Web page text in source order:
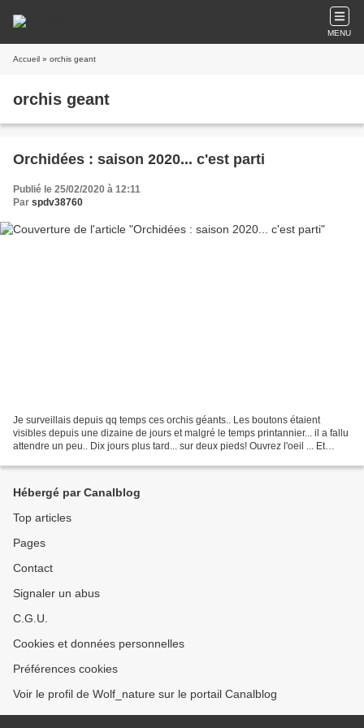
MENU
Accueil » orchis geant
orchis geant
Orchidées : saison 2020... c'est parti
Publié le 25/02/2020 à 12:11
Par spdv38760
Je surveillais depuis qq temps ces orchis géants.. Les boutons étaient
visibles depuis une dizaine de jours et malgré le temps printannier... il a fallu
attendre un peu.. Dix jours plus tard... sur deux pieds! Ouvrez l'oeil ... Et
Hébergé par Canalblog
Top articles
Pages
Contact
Signaler un abus
C.G.U.
Cookies et données personnelles
Préférences cookies
Voir le profil de Wolf_nature sur le portail Canalblog